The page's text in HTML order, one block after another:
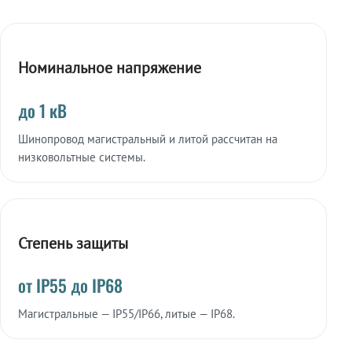
Номинальное напряжение
до 1 кВ
Шинопровод магистральный и литой рассчитан на
низковольтные системы.
Степень защиты
от IP55 до IP68
Магистральные — IP55/IP66, литые — IP68.